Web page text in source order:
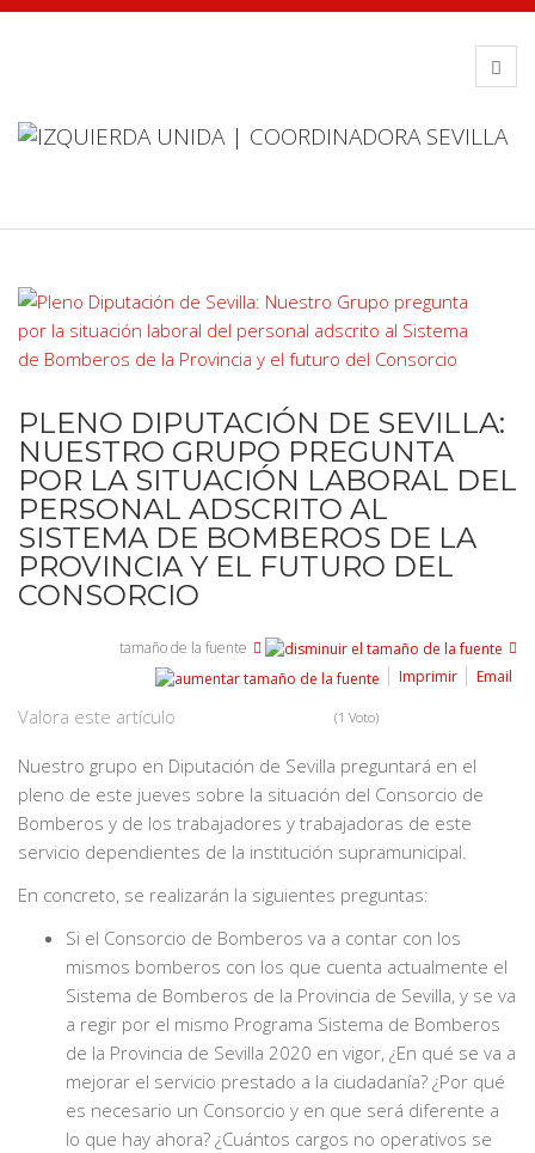
PLENO DIPUTACIÓN DE SEVILLA:
NUESTRO GRUPO PREGUNTA
POR LA SITUACIÓN LABORAL DEL
PERSONAL ADSCRITO AL
SISTEMA DE BOMBEROS DE LA
PROVINCIA Y EL FUTURO DEL
CONSORCIO
tamaño de la fuente
Imprimir
Email
Valora este artículo (1 Voto)
Nuestro grupo en Diputación de Sevilla preguntará en el
pleno de este jueves sobre la situación del Consorcio de
Bomberos y de los trabajadores y trabajadoras de este
servicio dependientes de la institución supramunicipal.
En concreto, se realizarán la siguientes preguntas:
Si el Consorcio de Bomberos va a contar con los
mismos bomberos con los que cuenta actualmente el
Sistema de Bomberos de la Provincia de Sevilla, y se va
a regir por el mismo Programa Sistema de Bomberos
de la Provincia de Sevilla 2020 en vigor, ¿En qué se va a
mejorar el servicio prestado a la ciudadanía? ¿Por qué
es necesario un Consorcio y en que será diferente a
lo que hay ahora? ¿Cuántos cargos no operativos se